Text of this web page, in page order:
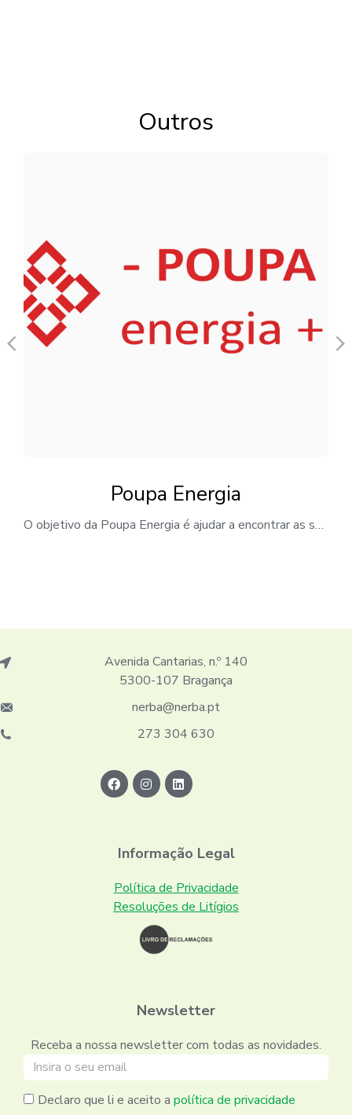
Outros
Poupa Energia
O objetivo da Poupa Energia é ajudar a encontrar as soluções mais vantajosas, económicas e eficientes, através de uma avaliação e comparação das ofertas do mercado, para lhe propor a melhor solução e poupar nas suas faturas. Morada:F. Office Space – Rua do Seixagal 35 5300-058 Bragança Telefone:938 575 432 Email: geral@poupaenergia.net Website
Avenida Cantarias, n.º 140
5300-107 Bragança
nerba@nerba.pt
273 304 630
Informação Legal
Política de Privacidade
Resoluções de Litígios
Newsletter
Receba a nossa newsletter com todas as novidades.
Declaro que li e aceito a política de privacidade